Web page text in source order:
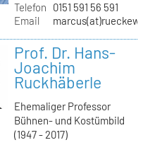
Telefon
0151 591 56 591
Email
Prof. Dr. Hans-
Joachim
Ruckhäberle
Ehemaliger Professor
Bühnen- und Kostümbild
(1947 - 2017)